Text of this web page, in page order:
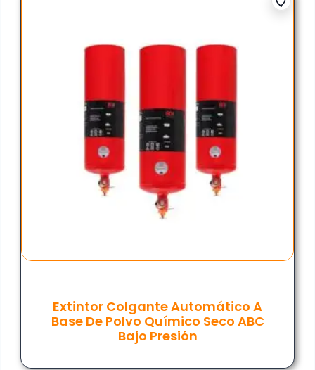
Extintor Colgante Automático A
Base De Polvo Químico Seco ABC
Bajo Presión